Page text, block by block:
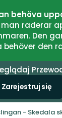
behöva
raderar
Den
den
Zarejestruj się
- Skedala